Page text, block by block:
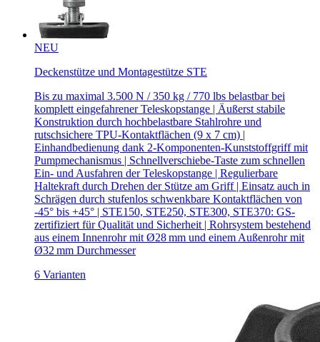
NEU
Deckenstütze und Montagestütze STE
Bis zu maximal 3.500 N / 350 kg / 770 lbs belastbar bei
komplett eingefahrener Teleskopstange | Äußerst stabile
Konstruktion durch hochbelastbare Stahlrohre und
rutschsichere TPU-Kontaktflächen (9 x 7 cm) |
Einhandbedienung dank 2-Komponenten-Kunststoffgriff mit
Pumpmechanismus | Schnellverschiebe-Taste zum schnellen
Ein- und Ausfahren der Teleskopstange | Regulierbare
Haltekraft durch Drehen der Stütze am Griff | Einsatz auch in
Schrägen durch stufenlos schwenkbare Kontaktflächen von
-45° bis +45° | STE150, STE250, STE300, STE370: GS-
zertifiziert für Qualität und Sicherheit | Rohrsystem bestehend
aus einem Innenrohr mit Ø28 mm und einem Außenrohr mit
Ø32 mm Durchmesser
6 Varianten